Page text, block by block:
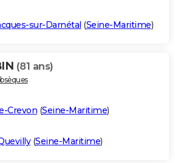
sur-Darnétal (Seine-Maritime)
(81 ans)
Crevon (Seine-Maritime)
(Seine-Maritime)